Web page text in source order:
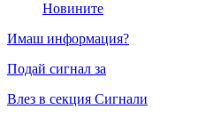
Новините
Имаш информация?
Подай сигнал за
Влез в секция Сигнали